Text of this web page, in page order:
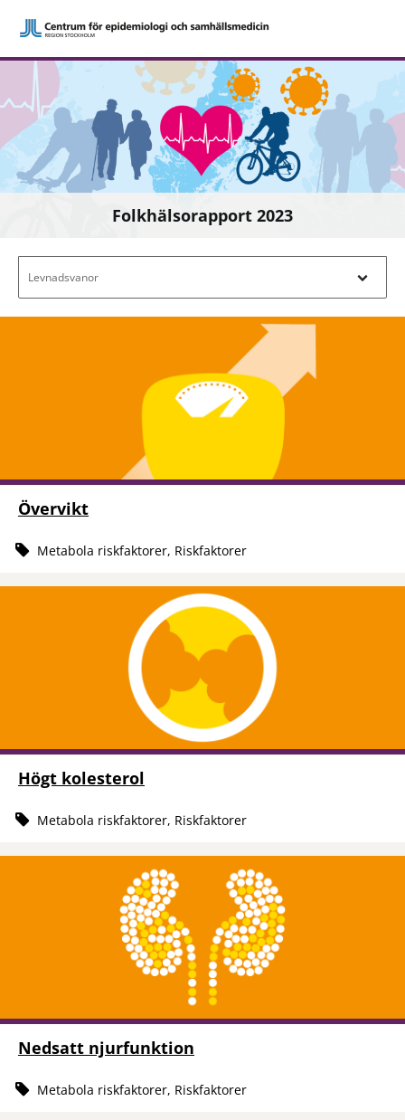
Folkhälsorapport 2023
Levnadsvanor
Övervikt
Metabola riskfaktorer, Riskfaktorer
Högt kolesterol
Metabola riskfaktorer, Riskfaktorer
Nedsatt njurfunktion
Metabola riskfaktorer, Riskfaktorer